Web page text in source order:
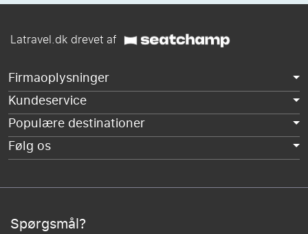
Latravel.dk drevet af
Firmaoplysninger
Kundeservice
Populære destinationer
Følg os
Spørgsmål?